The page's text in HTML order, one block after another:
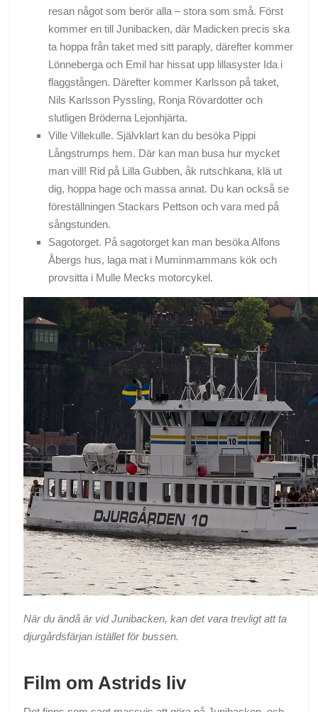
resan något som berör alla – stora som små. Först
kommer en till Junibacken, där Madicken precis ska
ta hoppa från taket med sitt paraply, därefter kommer
Lönneberga och Emil har hissat upp lillasyster Ida i
flaggstången. Därefter kommer Karlsson på taket,
Nils Karlsson Pyssling, Ronja Rövardotter och
slutligen Bröderna Lejonhjärta.
Ville Villekulle. Självklart kan du besöka Pippi
Långstrumps hem. Där kan man busa hur mycket
man vill! Rid på Lilla Gubben, åk rutschkana, klä ut
dig, hoppa hage och massa annat. Du kan också se
föreställningen Stackars Pettson och vara med på
sångstunden.
Sagotorget. På sagotorget kan man besöka Alfons
Åbergs hus, laga mat i Muminmammans kök och
provsitta i Mulle Mecks motorcykel.
När du ändå är vid Junibacken, kan det vara trevligt att ta
djurgårdsfärjan istället för bussen.
Film om Astrids liv